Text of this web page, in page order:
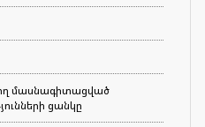
մասնագիտացված
ցանկը